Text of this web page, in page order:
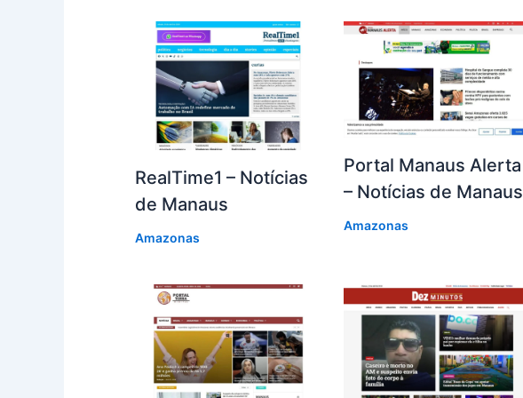
RealTime1 – Notícias
de Manaus
Amazonas
Portal Manaus Alerta
– Notícias de Manaus
Amazonas